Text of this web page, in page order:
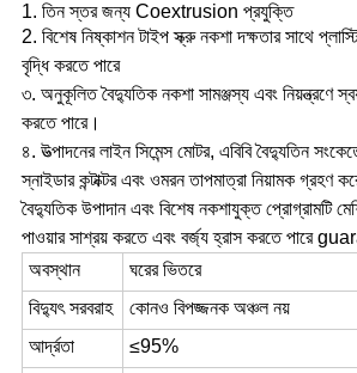
1. তিন স্তর জন্য Coextrusion প্রযুক্তি
2. বিশেষ নিষ্কাশন টাইপ স্ক্রু নকশা দক্ষতার সাথে
বৃদ্ধি করতে পারে
৩. অনুকূলিত বৈদ্যুতিক নকশা সামঞ্জস্য এবং নিয়ন্ত্রণে
করতে পারে।
৪. উত্পাদনের লাইন সিমেন্স মোটর, এবিবি বৈদ্যুতিন
স্নাইডার কন্টাক্টর এবং ওমরন তাপমাত্রা নিয়ামক গ্রহণ
বৈদ্যুতিক উপাদান এবং বিশেষ নকশাযুক্ত প্রোগ্রামটি
পাওয়ার সাশ্রয় করতে এবং বর্জ্য হ্রাস করতে পারে
অবস্থান
ঘরের ভিতরে
বিদ্যুৎ সরবরাহ
কোনও বিপজ্জনক অঞ্চল নয়
আর্দ্রতা
≤95%